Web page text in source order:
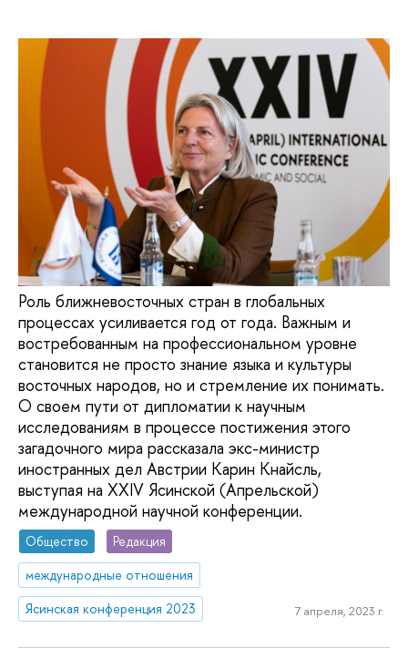
Роль ближневосточных стран в глобальных
процессах усиливается год от года. Важным и
востребованным на профессиональном уровне
становится не просто знание языка и культуры
восточных народов, но и стремление их понимать.
О своем пути от дипломатии к научным
исследованиям в процессе постижения этого
загадочного мира рассказала экс-министр
иностранных дел Австрии Карин Кнайсль,
выступая на XXIV Ясинской (Апрельской)
международной научной конференции.
Общество
Редакция
международные отношения
Ясинская конференция 2023
7 апреля, 2023 г.